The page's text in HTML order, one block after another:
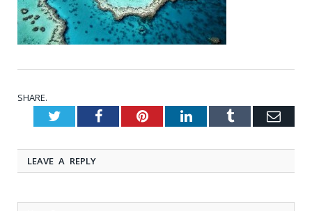
SHARE.
TwitterFacebookPinterestLinkedInTumblr
LEAVE A REPLY